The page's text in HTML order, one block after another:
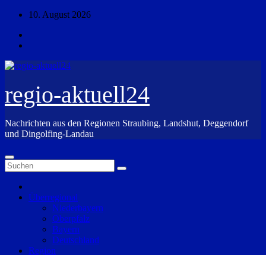
Zum
springen
10. August 2026
regio-aktuell24
Nachrichten aus den Regionen Straubing, Landshut, Deggendorf
und Dingolfing-Landau
Überregional
Niederbayern
Oberpfalz
Bayern
Deutschland
Region